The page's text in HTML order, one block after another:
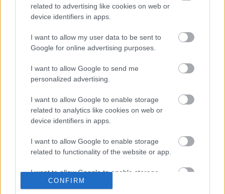
related to advertising like cookies on web or
device identifiers in apps.
I want to allow my user data to be sent to
Google for online advertising purposes.
I want to allow Google to send me
personalized advertising.
I want to allow Google to enable storage
related to analytics like cookies on web or
device identifiers in apps.
I want to allow Google to enable storage
related to functionality of the website or app.
I want to allow Google to enable storage
related to personalization.
CONFIRM
Nem zavar, ha rágyújtok? - Tom
Mullica